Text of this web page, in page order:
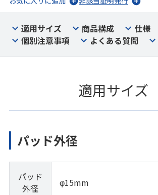
適用サイズ 商品構成 仕様
個別注意事項
よくある質問
適用サイズ
パッド外径
パッド
外径
φ15mm